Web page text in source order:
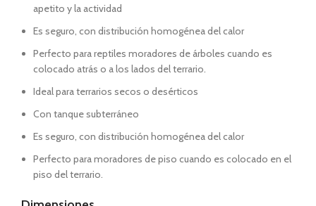
apetito y la actividad
Es seguro, con distribución homogénea del calor
Perfecto para reptiles moradores de árboles cuando es
colocado atrás o a los lados del terrario.
Ideal para terrarios secos o desérticos
Con tanque subterráneo
Es seguro, con distribución homogénea del calor
Perfecto para moradores de piso cuando es colocado en el
piso del terrario.